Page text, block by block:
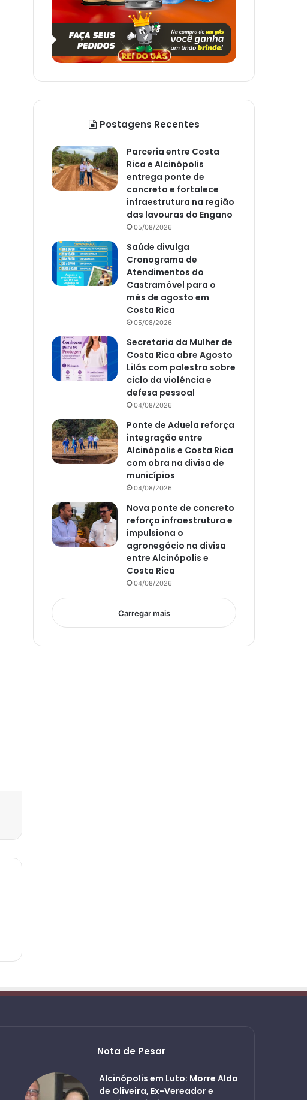
Postagens Recentes
Parceria entre Costa
Rica e Alcinópolis
entrega ponte de
concreto e fortalece
infraestrutura na região
das lavouras do Engano
05/08/2026
Saúde divulga
Cronograma de
Atendimentos do
Castramóvel para o
mês de agosto em
Costa Rica
05/08/2026
Secretaria da Mulher de
Costa Rica abre Agosto
Lilás com palestra sobre
ciclo da violência e
defesa pessoal
04/08/2026
Ponte de Aduela reforça
integração entre
Alcinópolis e Costa Rica
com obra na divisa de
municípios
04/08/2026
Nova ponte de concreto
reforça infraestrutura e
impulsiona o
agronegócio na divisa
entre Alcinópolis e
Costa Rica
04/08/2026
Carregar mais
Nota de Pesar
Alcinópolis em Luto: Morre Aldo
de Oliveira, Ex-Vereador e